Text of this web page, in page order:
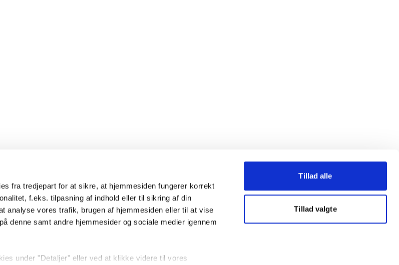
fra tredjepart for at sikre, at hjemmesiden fungerer korrekt
f.eks. tilpasning af indhold eller til sikring af din
analyse vores trafik, brugen af hjemmesiden eller til at vise
denne samt andre hjemmesider og sociale medier igennem
under "Detaljer" eller ved at klikke videre til vores
Tillad alle
Tillad valgte